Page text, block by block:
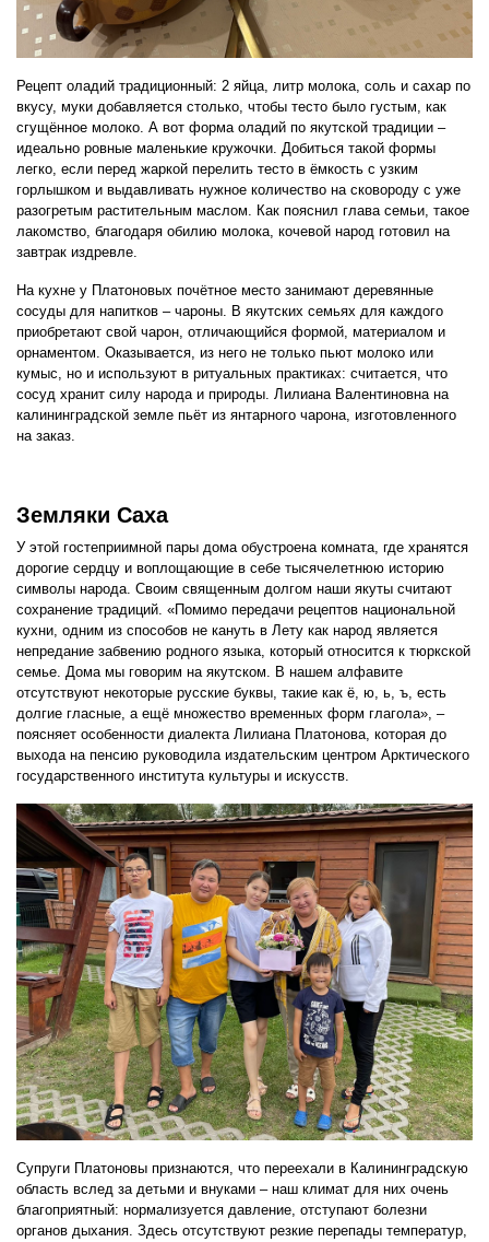
Рецепт оладий традиционный: 2 яйца, литр молока, соль и сахар по
вкусу, муки добавляется столько, чтобы тесто было густым, как
сгущённое молоко. А вот форма оладий по якутской традиции –
идеально ровные маленькие кружочки. Добиться такой формы
легко, если перед жаркой перелить тесто в ёмкость с узким
горлышком и выдавливать нужное количество на сковороду с уже
разогретым растительным маслом. Как пояснил глава семьи, такое
лакомство, благодаря обилию молока, кочевой народ готовил на
завтрак издревле.
На кухне у Платоновых почётное место занимают деревянные
сосуды для напитков – чароны. В якутских семьях для каждого
приобретают свой чарон, отличающийся формой, материалом и
орнаментом. Оказывается, из него не только пьют молоко или
кумыс, но и используют в ритуальных практиках: считается, что
сосуд хранит силу народа и природы. Лилиана Валентиновна на
калининградской земле пьёт из янтарного чарона, изготовленного
на заказ.
Земляки Саха
У этой гостеприимной пары дома обустроена комната, где хранятся
дорогие сердцу и воплощающие в себе тысячелетнюю историю
символы народа. Своим священным долгом наши якуты считают
сохранение традиций. «Помимо передачи рецептов национальной
кухни, одним из способов не кануть в Лету как народ является
непредание забвению родного языка, который относится к тюркской
семье. Дома мы говорим на якутском. В нашем алфавите
отсутствуют некоторые русские буквы, такие как ё, ю, ь, ъ, есть
долгие гласные, а ещё множество временных форм глагола», –
поясняет особенности диалекта Лилиана Платонова, которая до
выхода на пенсию руководила издательским центром Арктического
государственного института культуры и искусств.
Супруги Платоновы признаются, что переехали в Калининградскую
область вслед за детьми и внуками – наш климат для них очень
благоприятный: нормализуется давление, отступают болезни
органов дыхания. Здесь отсутствуют резкие перепады температур,